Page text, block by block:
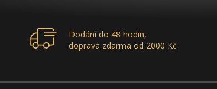
Dodání do 48 hodin,
doprava zdarma od 2000 Kč